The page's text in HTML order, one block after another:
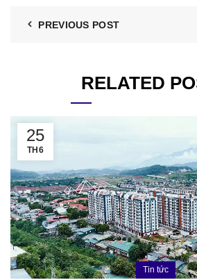
PREVIOUS POST
RELATED
25
TH6
Tin tức